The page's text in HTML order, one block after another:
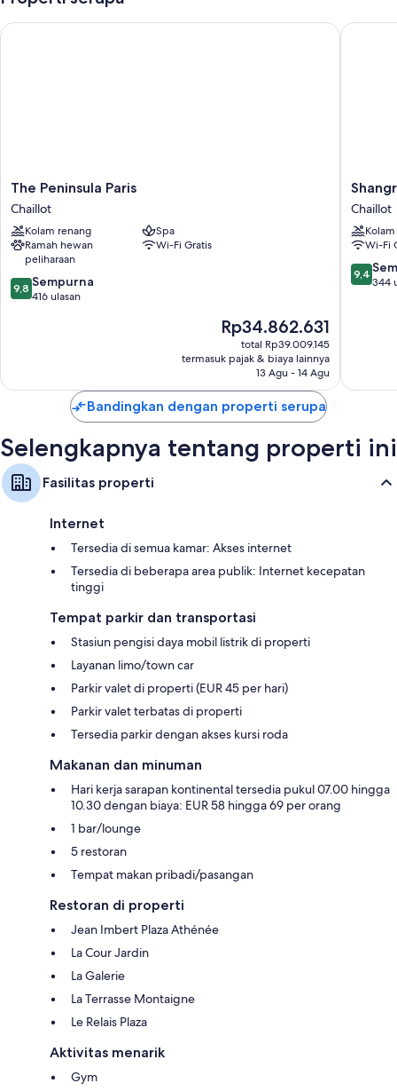
The
Peninsula
Paris
Chaillot
The Peninsula Paris
Chaillot
Kolam renang
Spa
Ramah hewan
peliharaan
Wi-Fi Gratis
9.8
dari
9,8 Sempurna
416 ulasan
Harga
sekarang
Rp34.862.631
Rp34.862.631
total Rp39.009.145
termasuk pajak & biaya lainnya
13 Agu - 14 Agu
The Peninsula Paris
Shangri-
La
Paris
Chaillot
Chaillot
Wi-Fi
9.4
dari
9,4
344
Shangri-
Bandingkan dengan properti serupa
Selengkapnya tentang properti ini
Fasilitas properti
Internet
Tersedia di semua kamar: Akses internet
Tersedia di beberapa area publik: Internet kecepatan
tinggi
Tempat parkir dan transportasi
Stasiun pengisi daya mobil listrik di properti
Layanan limo/town car
Parkir valet di properti (EUR 45 per hari)
Parkir valet terbatas di properti
Tersedia parkir dengan akses kursi roda
Makanan dan minuman
Hari kerja sarapan kontinental tersedia pukul 07.00 hingga
10.30 dengan biaya: EUR 58 hingga 69 per orang
1 bar/lounge
5 restoran
Tempat makan pribadi/pasangan
Restoran di properti
Jean Imbert Plaza Athénée
La Cour Jardin
La Galerie
La Terrasse Montaigne
Le Relais Plaza
Aktivitas menarik
Gym